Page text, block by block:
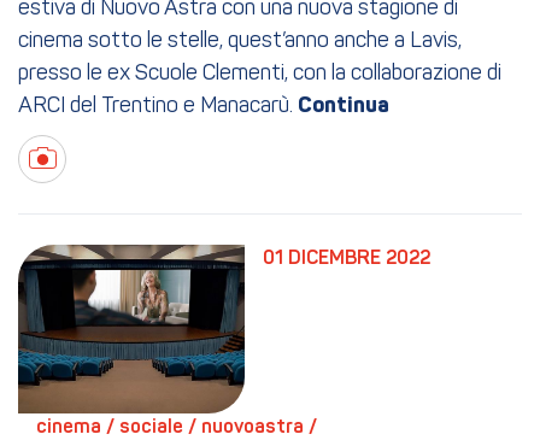
estiva di Nuovo Astra con una nuova stagione di
cinema sotto le stelle, quest’anno anche a Lavis,
presso le ex Scuole Clementi, con la collaborazione di
ARCI del Trentino e Manacarù.
01 DICEMBRE 2022
cinema / sociale / nuovoastra /